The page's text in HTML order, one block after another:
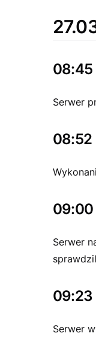
08:45
Serwer
08:52
09:00
Serwer
09:23
Serwer